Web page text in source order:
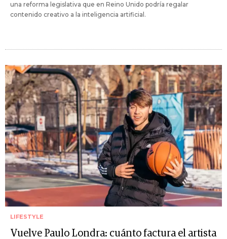
una reforma legislativa que en Reino Unido podría regalar
contenido creativo a la inteligencia artificial.
LIFESTYLE
Vuelve Paulo Londra: cuánto factura el artista